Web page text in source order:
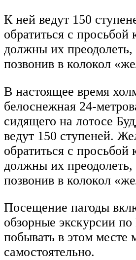
К ней ведут 150
обратиться с просьбой
должны их преодолеть,
позвонив в колокол
В настоящее время
белоснежная 24-
сидящего на лотосе
ведут 150 ступеней.
обратиться с просьбой
должны их преодолеть,
позвонив в колокол
Посещение пагоды
обзорные экскурсии
побывать в этом месте
самостоятельно.